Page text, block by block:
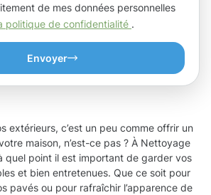
de mes données personnelles
politique de confidentialité
Envoyer
extérieurs, c’est un peu comme offrir un
maison, n’est-ce pas ? À Nettoyage
quel point il est important de garder vos
et bien entretenues. Que ce soit pour
pavés ou pour rafraîchir l’apparence de